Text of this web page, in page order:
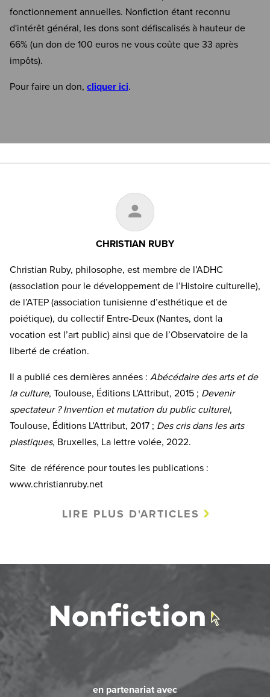
fonctionnement annuelles. Nonfiction étant reconnu
d'intérêt général, les dons sont défiscalisés à hauteur de
66% (un don de 100 euros ne vous coûte que 33 après
impôts).
Pour faire un don, cliquer ici.
CHRISTIAN RUBY
Christian Ruby, philosophe, est membre de l’ADHC
(association pour le développement de l’Histoire culturelle),
de l’ATEP (association tunisienne d’esthétique et de
poiétique), du collectif Entre-Deux (Nantes, dont la
vocation est l’art public) ainsi que de l’Observatoire de la
liberté de création.
Il a publié ces dernières années : Abécédaire des arts et de
la culture, Toulouse, Éditions L’Attribut, 2015 ; Devenir
spectateur ? Invention et mutation du public culturel,
Toulouse, Éditions L’Attribut, 2017 ; Des cris dans les arts
plastiques, Bruxelles, La lettre volée, 2022.
Site de référence pour toutes les publications :
www.christianruby.net
LIRE PLUS D'ARTICLES
en partenariat avec